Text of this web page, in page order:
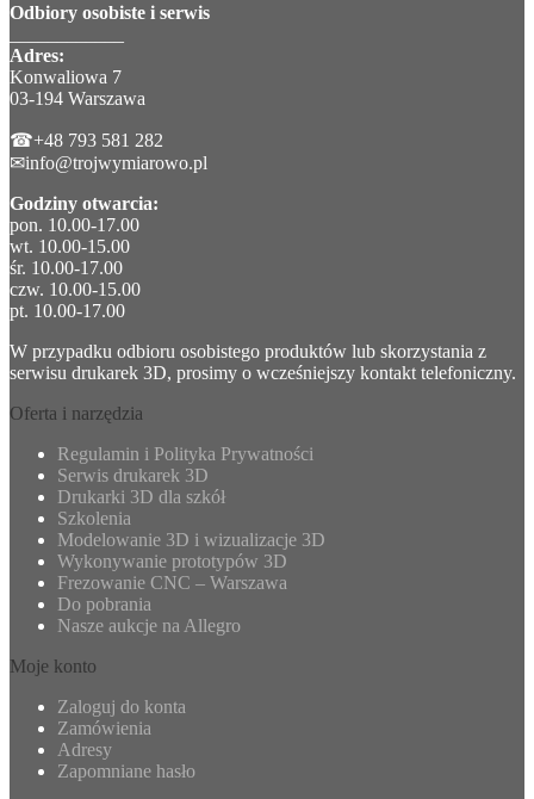
Odbiory osobiste i serwis
Adres:
Konwaliowa 7
03-194 Warszawa
☎+48 793 581 282
✉info@trojwymiarowo.pl
Godziny otwarcia:
pon. 10.00-17.00
wt. 10.00-15.00
śr. 10.00-17.00
czw. 10.00-15.00
pt. 10.00-17.00
W przypadku odbioru osobistego produktów lub skorzystania z
serwisu drukarek 3D, prosimy o wcześniejszy kontakt telefoniczny.
Oferta i narzędzia
Regulamin i Polityka Prywatności
Serwis drukarek 3D
Drukarki 3D dla szkół
Szkolenia
Modelowanie 3D i wizualizacje 3D
Wykonywanie prototypów 3D
Frezowanie CNC – Warszawa
Do pobrania
Nasze aukcje na Allegro
Moje konto
Zaloguj do konta
Zamówienia
Adresy
Zapomniane hasło